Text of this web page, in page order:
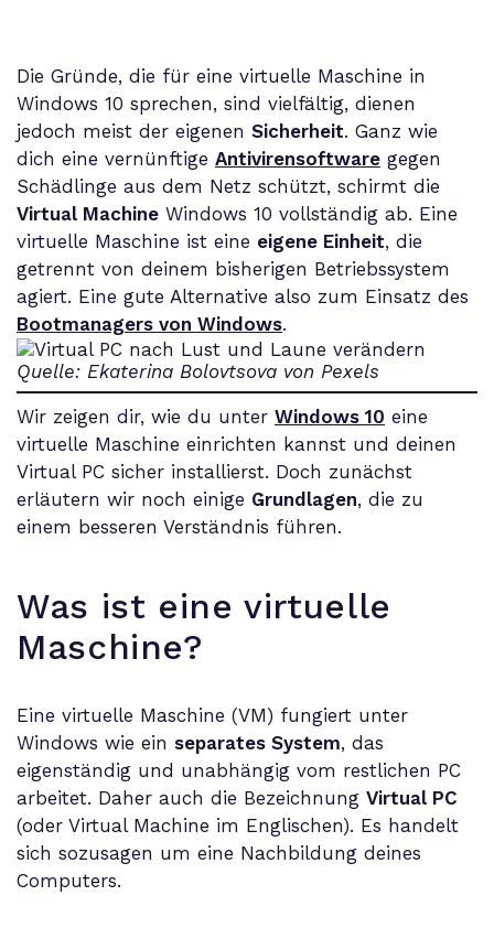
Die Gründe, die für eine virtuelle Maschine in
Windows 10 sprechen, sind vielfältig, dienen
jedoch meist der eigenen Sicherheit. Ganz wie
dich eine vernünftige Antivirensoftware gegen
Schädlinge aus dem Netz schützt, schirmt die
Virtual Machine Windows 10 vollständig ab. Eine
virtuelle Maschine ist eine eigene Einheit, die
getrennt von deinem bisherigen Betriebssystem
agiert. Eine gute Alternative also zum Einsatz des
Bootmanagers von Windows.
Quelle: Ekaterina Bolovtsova von Pexels
Wir zeigen dir, wie du unter Windows 10 eine
virtuelle Maschine einrichten kannst und deinen
Virtual PC sicher installierst. Doch zunächst
erläutern wir noch einige Grundlagen, die zu
einem besseren Verständnis führen.
Was ist eine virtuelle
Maschine?
Eine virtuelle Maschine (VM) fungiert unter
Windows wie ein separates System, das
eigenständig und unabhängig vom restlichen PC
arbeitet. Daher auch die Bezeichnung Virtual PC
(oder Virtual Machine im Englischen). Es handelt
sich sozusagen um eine Nachbildung deines
Computers.